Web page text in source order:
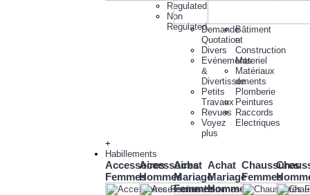
Regulated
Non
RegulatedDemande
Quotation
Divers
Evénements
&
Divertissements
Petits
Travaux
Revues
Voyez
plus
Bâtiment
et
Construction
Materiel
Matériaux
de
Plomberie
Peintures
Raccords
Electriques
+
Habillements
Accessoires
Femmes
Accessoires
Hommes
Achat
Mariage
Femmes
Achat
Mariage
Hommes
Chaussures
Femmes